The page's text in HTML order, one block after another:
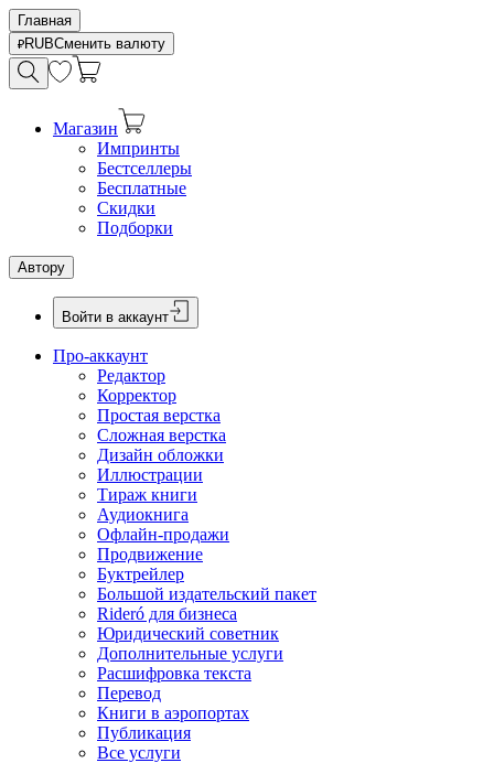
Главная
RUBСменить валюту
Магазин
Импринты
Бестселлеры
Бесплатные
Скидки
Подборки
Автору
Войти в аккаунт
Про-аккаунт
Редактор
Корректор
Простая верстка
Сложная верстка
Дизайн обложки
Иллюстрации
Тираж книги
Аудиокнига
Офлайн-продажи
Продвижение
Буктрейлер
Большой издательский пакет
Rideró для бизнеса
Юридический советник
Дополнительные услуги
Расшифровка текста
Перевод
Книги в аэропортах
Публикация
Все услуги